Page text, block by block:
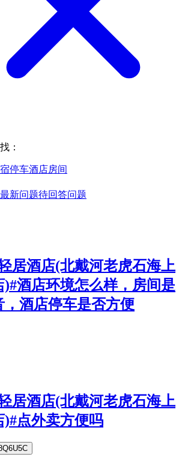
：
停车酒店房间
最新问题待回答问题
居酒店(北戴河老虎石海上
)#酒店环境怎么样，房间是
，酒店停车是否方便
居酒店(北戴河老虎石海上
)#点外卖方便吗